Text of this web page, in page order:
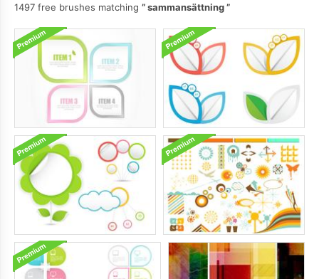
1497 free brushes matching
sammansättning